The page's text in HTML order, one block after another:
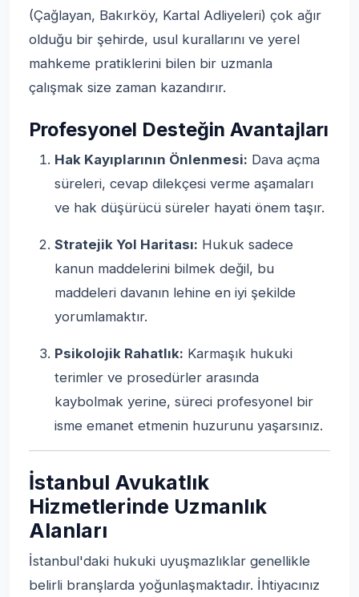
(Çağlayan, Bakırköy, Kartal Adliyeleri) çok ağır
olduğu bir şehirde, usul kurallarını ve yerel
mahkeme pratiklerini bilen bir uzmanla
çalışmak size zaman kazandırır.
Profesyonel Desteğin Avantajları
Hak Kayıplarının Önlenmesi: Dava açma
süreleri, cevap dilekçesi verme aşamaları
ve hak düşürücü süreler hayati önem taşır.
Stratejik Yol Haritası: Hukuk sadece
kanun maddelerini bilmek değil, bu
maddeleri davanın lehine en iyi şekilde
yorumlamaktır.
Psikolojik Rahatlık: Karmaşık hukuki
terimler ve prosedürler arasında
kaybolmak yerine, süreci profesyonel bir
isme emanet etmenin huzurunu yaşarsınız.
İstanbul Avukatlık
Hizmetlerinde Uzmanlık
Alanları
İstanbul'daki hukuki uyuşmazlıklar genellikle
belirli branşlarda yoğunlaşmaktadır. İhtiyacınız